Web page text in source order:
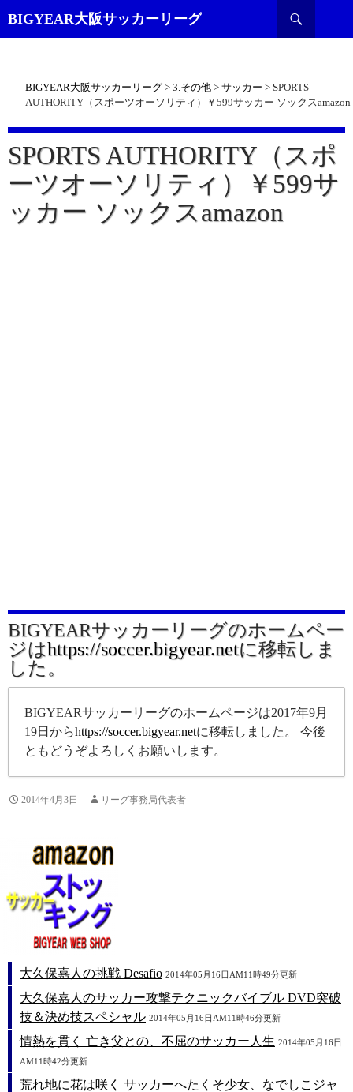
BIGYEAR大阪サッカーリーグ
索
BIGYEAR大阪サッカーリーグ > 3.その他 > サッカー > SPORTS
AUTHORITY（スポーツオーソリティ）￥599サッカー ソックスamazon
SPORTS AUTHORITY（スポ
ーツオーソリティ）￥599サ
ッカー ソックスamazon
BIGYEARサッカーリーグのホームペー
ジはhttps://soccer.bigyear.netに移転しま
した。
BIGYEARサッカーリーグのホームページは2017年9月
19日からhttps://soccer.bigyear.netに移転しました。 今後
ともどうぞよろしくお願いします。
2014年4月3日 リーグ事務局代表者
大久保嘉人の挑戦 Desafio 2014年05月16日AM11時49分更新
大久保嘉人のサッカー攻撃テクニックバイブル DVD突破
技＆決め技スペシャル 2014年05月16日AM11時46分更新
情熱を貫く 亡き父との、不屈のサッカー人生 2014年05月16日
AM11時42分更新
荒れ地に花は咲く サッカーへたくそ少女、なでしこジャ